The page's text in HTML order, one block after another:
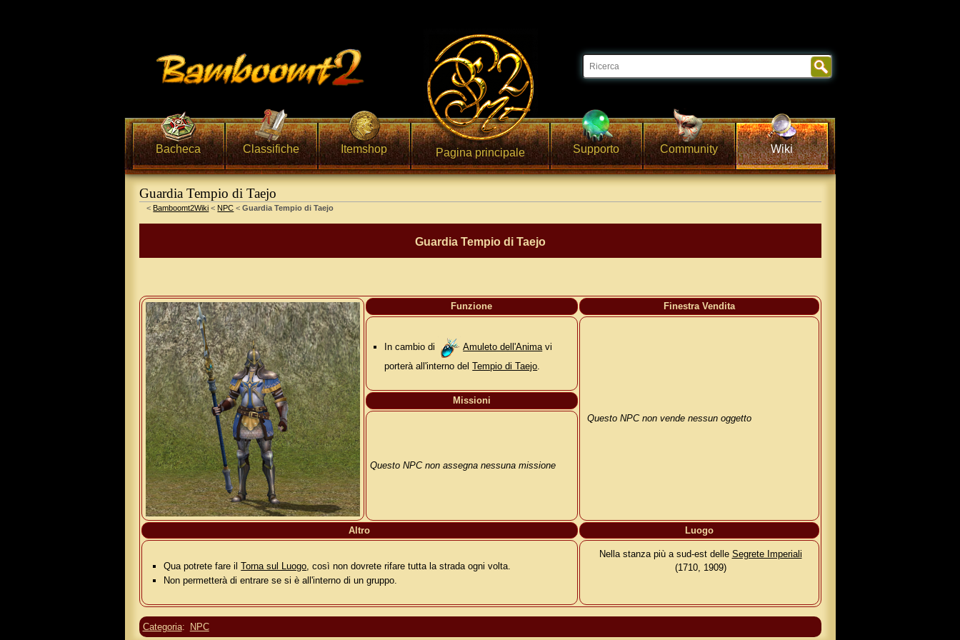
Bacheca Classifiche Itemshop Pagina principale Supporto Community Wiki
Guardia Tempio di Taejo
Vai a:navigazione,ricerca
< Bamboomt2Wiki < NPC <Guardia Tempio di Taejo
Guardia Tempio di Taejo
Funzione Finestra Vendita
In cambio di Amuleto dell'Anima vi
porterà all'interno delTempio di Taejo
Questo NPC non vende nessun oggetto
Missioni
Questo NPC non assegna nessuna missione
Altro Luogo
Qua potrete fare ilTorna sul Luogo , così non dovrete rifare tutta la strada ogni volta.
Non permetterà di entrare se si è all'interno di un gruppo.
Nella stanza più a sud-est delle Segrete Imperiali
(1710, 1909)
Categoria: NPC